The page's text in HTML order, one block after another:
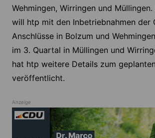
Wehmingen, Wirringen und
will htp mit den Inbetriebnahmen der
Anschlüsse in Bolzum und
im 3. Quartal in Müllingen und
hat htp weitere Details zum
veröffentlicht.
Anzeige